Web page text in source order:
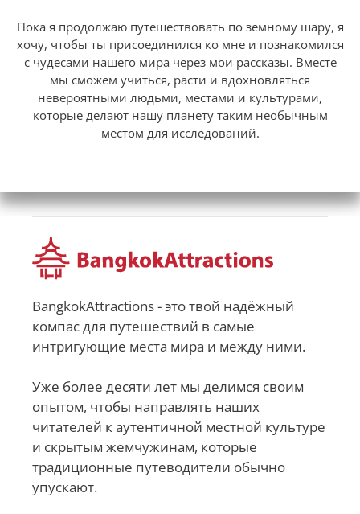
Пока я продолжаю путешествовать по земному шару, я
хочу, чтобы ты присоединился ко мне и познакомился
с чудесами нашего мира через мои рассказы. Вместе
мы сможем учиться, расти и вдохновляться
невероятными людьми, местами и культурами,
которые делают нашу планету таким необычным
местом для исследований.
BangkokAttractions - это твой надёжный
компас для путешествий в самые
интригующие места мира и между ними.
Уже более десяти лет мы делимся своим
опытом, чтобы направлять наших
читателей к аутентичной местной культуре
и скрытым жемчужинам, которые
традиционные путеводители обычно
упускают.